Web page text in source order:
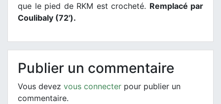
que le pied de RKM est crocheté. Remplacé par
Coulibaly (72').
Publier un commentaire
Vous devez vous connecter pour publier un
commentaire.